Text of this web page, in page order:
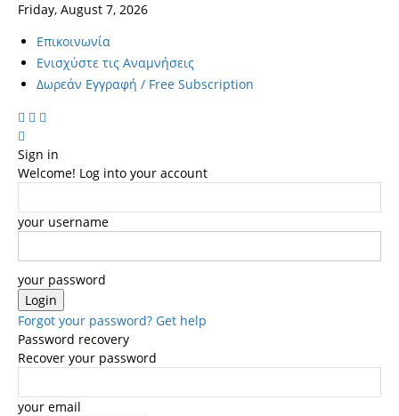
Friday, August 7, 2026
Επικοινωνία
Ενισχύστε τις Αναμνήσεις
Δωρεάν Εγγραφή / Free Subscription
Sign in
Welcome! Log into your account
your username
your password
Forgot your password? Get help
Password recovery
Recover your password
your email